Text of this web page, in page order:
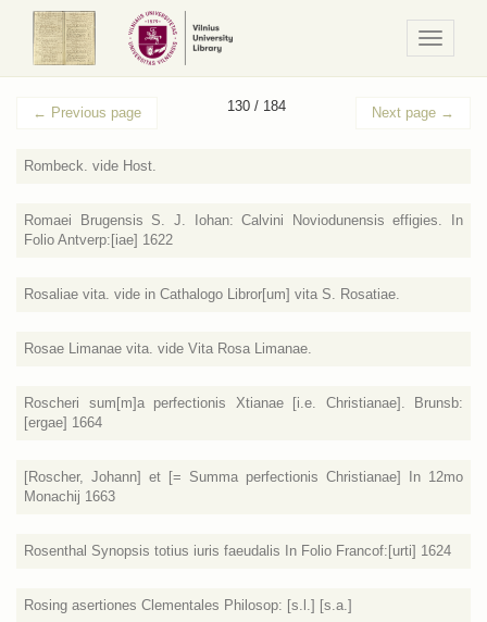
/
Meniu
← Previous page 130 / 184 Next page →
Rombeck. vide Host.
Romaei Brugensis S. J. Iohan: Calvini Noviodunensis effigies. In
Folio Antverp:[iae] 1622
Rosaliae vita. vide in Cathalogo Libror[um] vita S. Rosatiae.
Rosae Limanae vita. vide Vita Rosa Limanae.
Roscheri sum[m]a perfectionis Xtianae [i.e. Christianae]. Brunsb:
[ergae] 1664
[Roscher, Johann] et [= Summa perfectionis Christianae] In 12mo
Monachij 1663
Rosenthal Synopsis totius iuris faeudalis In Folio Francof:[urti] 1624
Rosing asertiones Clementales Philosop: [s.l.] [s.a.]